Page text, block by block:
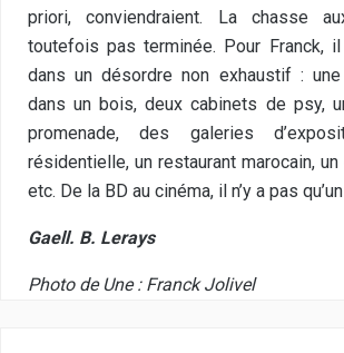
priori, conviendraient. La chasse
toutefois pas terminée. Pour Franck,
dans un désordre non exhaustif :
dans un bois, deux cabinets de psy,
promenade, des galeries
résidentielle, un restaurant marocain, un
etc. De la BD au cinéma, il n’y a pas
Gaell. B. Lerays
Photo de Une : Franck Jolivel